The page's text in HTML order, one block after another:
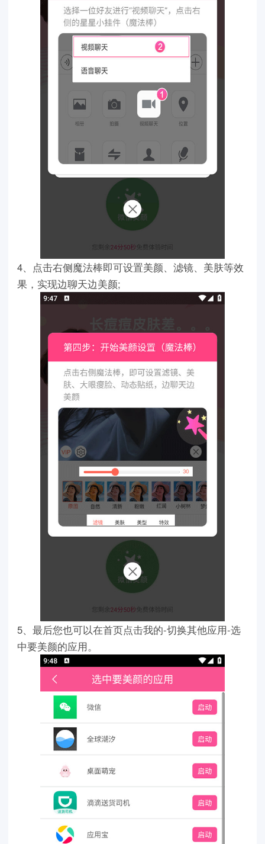
4、点击右侧魔法棒即可设置美颜、滤镜、美肤等效
果，实现边聊天边美颜;
5、最后您也可以在首页点击我的-切换其他应用-选
中要美颜的应用。